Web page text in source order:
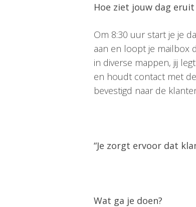
Hoe ziet jouw dag
Om 8:30 uur start je je
aan en loopt je mailbox
in diverse mappen, jij
en houdt contact met
bevestigd naar de
“Je zorgt ervoor dat
Wat ga je doen?